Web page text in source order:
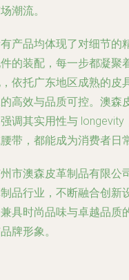
潮流。
产品均体现了对细节的
的装配，每一步都凝聚
依托广东地区成熟的皮
高效与品质可控。澳森
调其实用性与
带，都能成为消费者日
市澳森皮革制品有限公
品行业，不断融合创新
具时尚品味与卓越品质
牌形象。